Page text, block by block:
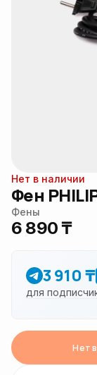
Нет в наличии
Фен
Фены
6 890 ₸
3 910 ₸
для
Нет